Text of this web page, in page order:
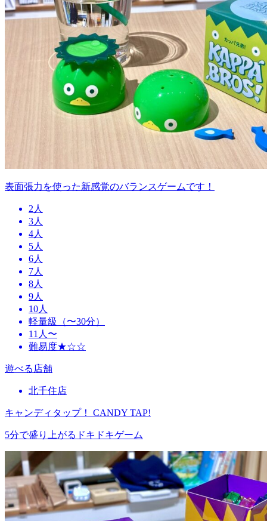
表面張力を使った新感覚のバランスゲームです！
2人
3人
4人
5人
6人
7人
8人
9人
10人
軽量級（〜30分）
11人〜
難易度★☆☆
遊べる店舗
北千住店
キャンディタップ！ CANDY TAP!
5分で盛り上がるドキドキゲーム